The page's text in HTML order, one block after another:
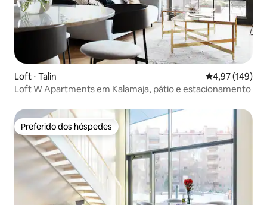
Loft ⋅ Talin 4,97 de uma
4,97 (149)
Loft W Apartments em Kalamaja, pátio e estacionamento
Preferido dos hóspedes
Preferido dos hóspedes